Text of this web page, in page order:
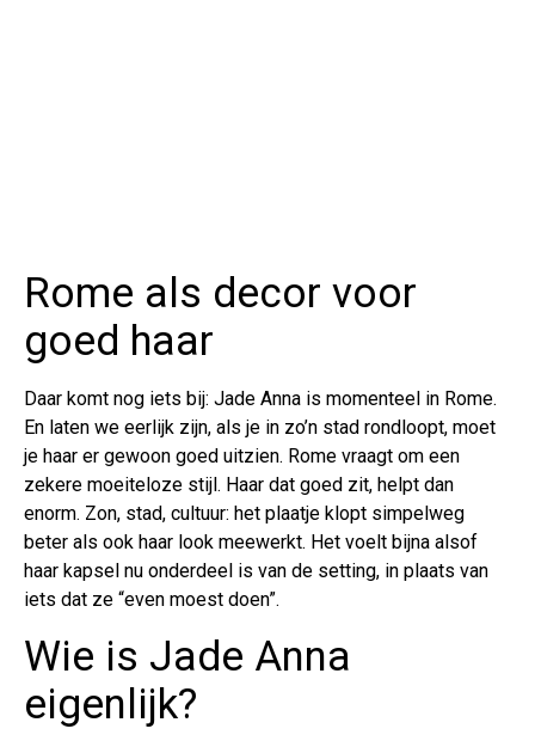
Rome als decor voor
goed haar
Daar komt nog iets bij: Jade Anna is momenteel in Rome.
En laten we eerlijk zijn, als je in zo’n stad rondloopt, moet
je haar er gewoon goed uitzien. Rome vraagt om een
zekere moeiteloze stijl. Haar dat goed zit, helpt dan
enorm. Zon, stad, cultuur: het plaatje klopt simpelweg
beter als ook haar look meewerkt. Het voelt bijna alsof
haar kapsel nu onderdeel is van de setting, in plaats van
iets dat ze “even moest doen”.
Wie is Jade Anna
eigenlijk?